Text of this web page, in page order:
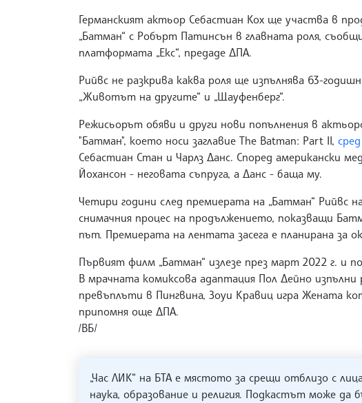
Германският актьор Себастиан Кох ще участва в
„Батман“ с Робърт Патинсън в главната роля,
платформата „Екс“, предаде ДПА.
Рийвс не разкрива каква роля ще изпълнява 63-
„Животът на другите“ и „Щауфенберг“.
Режисьорът обяви и други нови попълнения в
"Батман", което носи заглавие The Batman: Part II,
Себастиан Стан и Чарлз Данс. Според американски
Йохансон - неговата съпруга, а Данс - баща му.
Четири години след премиерата на „Батман“ Рийвс
снимачния процес на продължението, показващи
път. Премиерата на лентата засега е планирана за
Първият филм „Батман“ излезе през март 2022 г. и
В мрачната комиксова адаптация Пол Дейно
превъплъти в Пингвина, Зоуи Кравиц игра Жената
припомня още ДПА.
/ВБ/
„Час ЛИК“ на БТА е мястото за срещи отблизо с
наука, образование и религия. Подкастът може да